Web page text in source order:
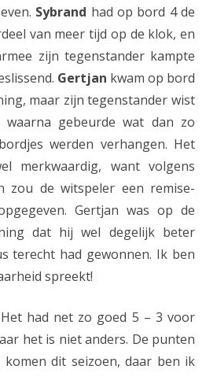
Sybrand had op bord 4 de
van meer tijd op de klok, en
zijn tegenstander kampte
Gertjan kwam op bord
maar zijn tegenstander wist
gebeurde wat dan zo
werden verhangen. Het
merkwaardig, want volgens
zou de witspeler een remise-
Gertjan was op de
dat hij wel degelijk beter
terecht had gewonnen. Ik ben
spreekt!
had net zo goed 5 – 3 voor
het is niet anders. De punten
dit seizoen, daar ben ik